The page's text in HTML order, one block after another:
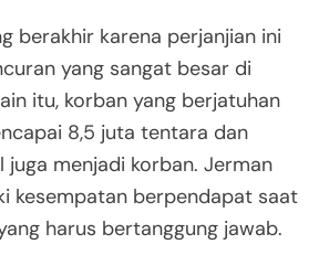
berakhir karena perjanjian ini
yang sangat besar di
itu, korban yang berjatuhan
8,5 juta tentara dan
juga menjadi korban. Jerman
kesempatan berpendapat saat
harus bertanggung jawab.